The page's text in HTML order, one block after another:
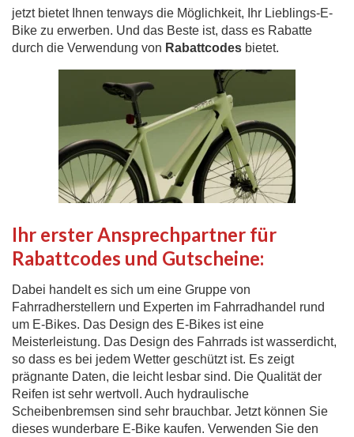
jetzt bietet Ihnen tenways die Möglichkeit, Ihr Lieblings-E-
Bike zu erwerben. Und das Beste ist, dass es Rabatte
durch die Verwendung von Rabattcodes bietet.
Ihr erster Ansprechpartner für
Rabattcodes und Gutscheine:
Dabei handelt es sich um eine Gruppe von
Fahrradherstellern und Experten im Fahrradhandel rund
um E-Bikes. Das Design des E-Bikes ist eine
Meisterleistung. Das Design des Fahrrads ist wasserdicht,
so dass es bei jedem Wetter geschützt ist. Es zeigt
prägnante Daten, die leicht lesbar sind. Die Qualität der
Reifen ist sehr wertvoll. Auch hydraulische
Scheibenbremsen sind sehr brauchbar. Jetzt können Sie
dieses wunderbare E-Bike kaufen. Verwenden Sie den